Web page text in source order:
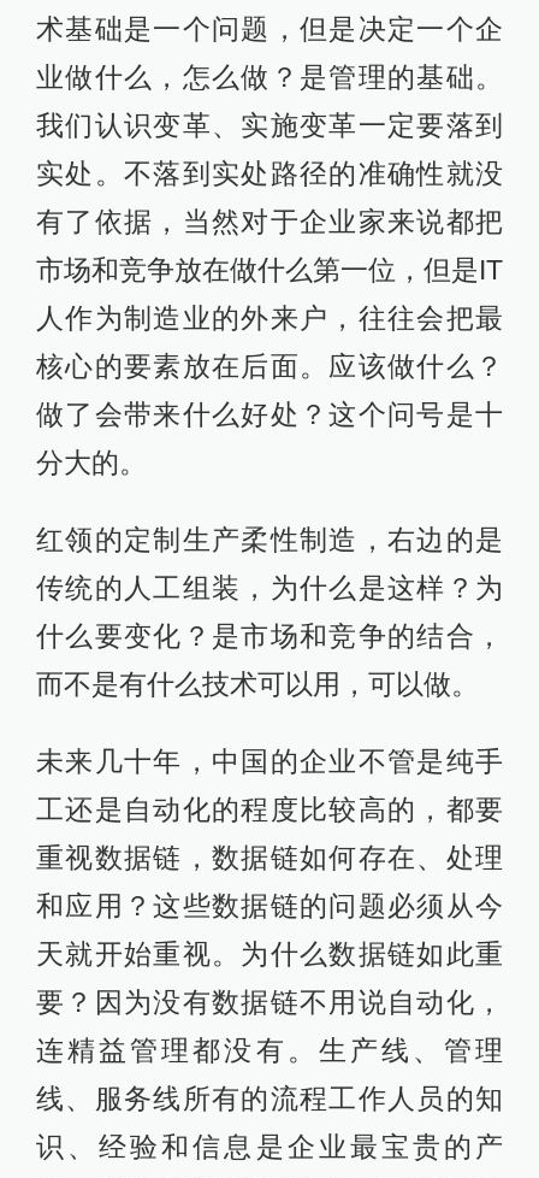
术基础是一个问题，但是决定一个企
业做什么，怎么做？是管理的基础。
我们认识变革、实施变革一定要落到
实处。不落到实处路径的准确性就没
有了依据，当然对于企业家来说都把
市场和竞争放在做什么第一位，但是IT
人作为制造业的外来户，往往会把最
核心的要素放在后面。应该做什么？
做了会带来什么好处？这个问号是十
分大的。
红领的定制生产柔性制造，右边的是
传统的人工组装，为什么是这样？为
什么要变化？是市场和竞争的结合，
而不是有什么技术可以用，可以做。
未来几十年，中国的企业不管是纯手
工还是自动化的程度比较高的，都要
重视数据链，数据链如何存在、处理
和应用？这些数据链的问题必须从今
天就开始重视。为什么数据链如此重
要？因为没有数据链不用说自动化，
连精益管理都没有。生产线、管理
线、服务线所有的流程工作人员的知
识、经验和信息是企业最宝贵的产